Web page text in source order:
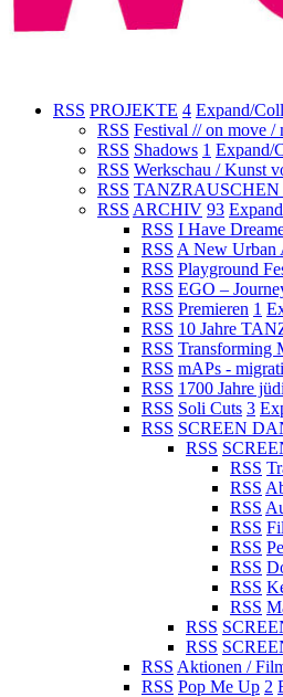
RSS PROJEKTE 4 Expand/
RSS Festival // on move /
RSS Shadows 1 Expand/
RSS Werkschau / Kunst
RSS TANZRAUSCHEN
RSS ARCHIV 93
RSS I Have
RSS A New Urban
RSS Playground
RSS EGO –
RSS Premieren 1
RSS 10 Jahre
RSS Transforming
RSS mAPs -
RSS 1700 Jahre
RSS Soli Cuts 3
RSS SCREEN
RSS
RSS
RSS
RSS
RSS
RSS
RSS
RSS
RSS
RSS
RSS
RSS Aktionen /
RSS Pop Me Up 2